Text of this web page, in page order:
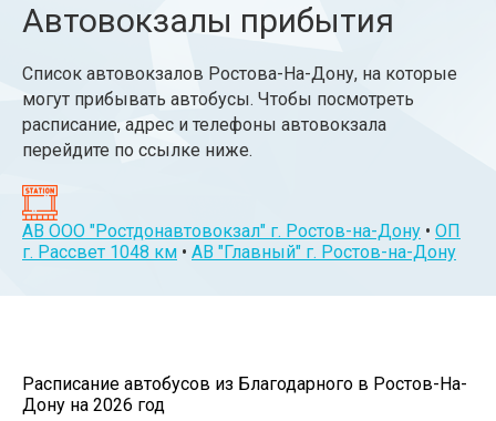
Автовокзалы прибытия
Список автовокзалов Ростова-На-Дону, на которые
могут прибывать автобусы. Чтобы посмотреть
расписание, адрес и телефоны автовокзала
перейдите по ссылке ниже.
АВ ООО "Ростдонавтовокзал" г. Ростов-на-Дону • ОП
г. Рассвет 1048 км • АВ "Главный" г. Ростов-на-Дону
Расписание автобусов из Благодарного в Ростов-На-
Дону на 2026 год